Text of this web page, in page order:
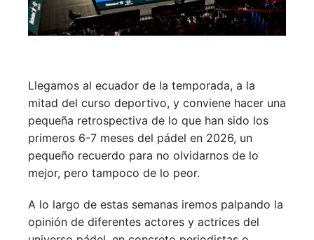
Llegamos al ecuador de la temporada, a la
mitad del curso deportivo, y conviene hacer una
pequeña retrospectiva de lo que han sido los
primeros 6-7 meses del pádel en 2026, un
pequeño recuerdo para no olvidarnos de lo
mejor, pero tampoco de lo peor.
A lo largo de estas semanas iremos palpando la
opinión de diferentes actores y actrices del